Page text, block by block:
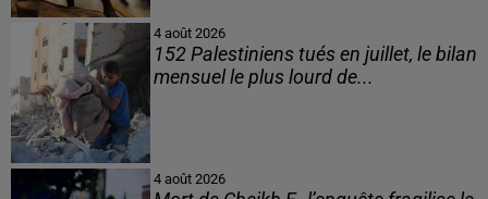
4 août 2026
152 Palestiniens tués en juillet, le bilan
mensuel le plus lourd de...
4 août 2026